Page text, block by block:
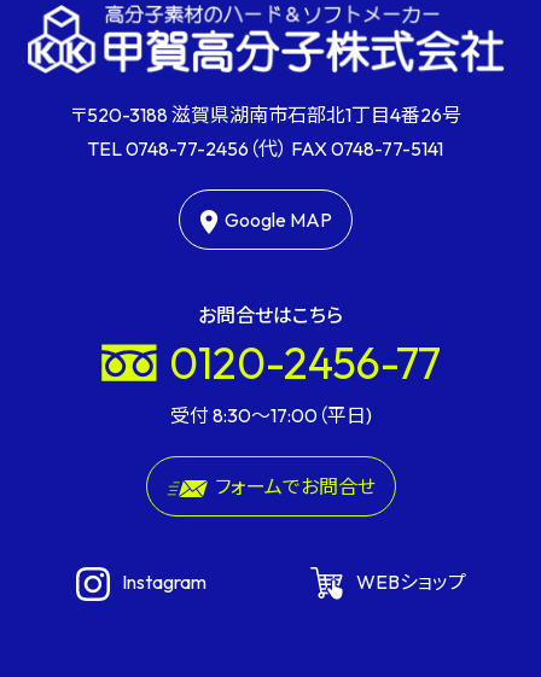
〒520-3188 滋賀県湖南市石部北1丁目4番26号
TEL0748-77-2456 （代） FAX0748-77-5141
Google MAP
お問合せはこちら
0120-2456-77
受付 8:30〜17:00（平日)
フォームでお問合せ
Instagram WEBショップ